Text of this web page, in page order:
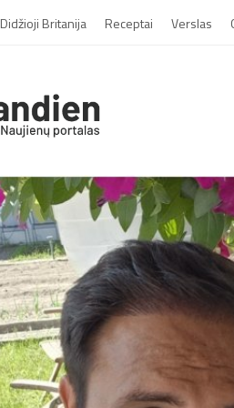
Didžioji Britanija Receptai Verslas